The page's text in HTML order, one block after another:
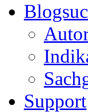
Support